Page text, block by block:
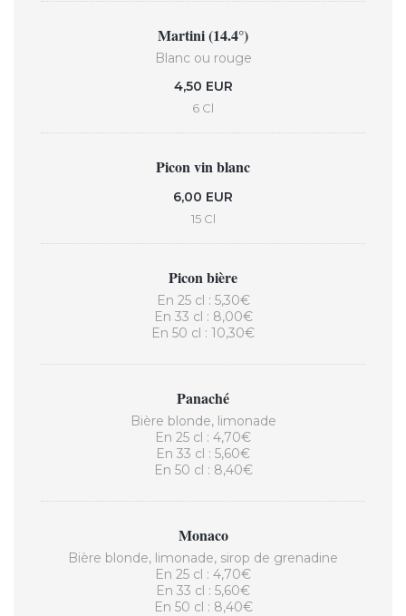
Martini (14.4°)
Blanc ou rouge
4,50 EUR
6 Cl
Picon vin blanc
6,00 EUR
15 Cl
Picon bière
En 25 cl : 5,30€
En 33 cl : 8,00€
En 50 cl : 10,30€
Panaché
Bière blonde, limonade
En 25 cl : 4,70€
En 33 cl : 5,60€
En 50 cl : 8,40€
Monaco
Bière blonde, limonade, sirop de grenadine
En 25 cl : 4,70€
En 33 cl : 5,60€
En 50 cl : 8,40€